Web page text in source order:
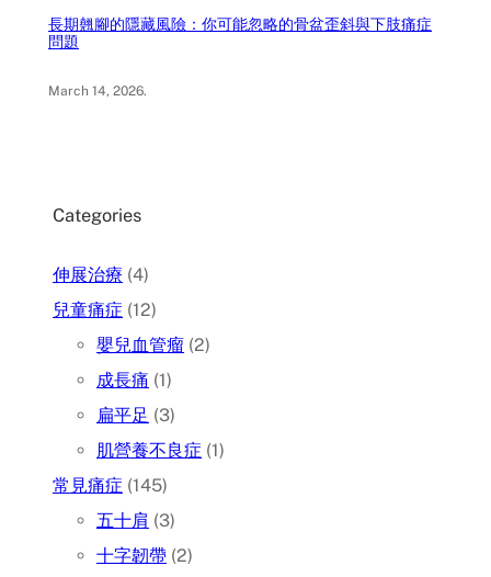
長期翹腳的隱藏風險：你可能忽略的骨盆歪斜與下肢痛症
問題
March 14, 2026.
Categories
伸展治療 (4)
兒童痛症 (12)
嬰兒血管瘤 (2)
成長痛 (1)
扁平足 (3)
肌營養不良症 (1)
常見痛症 (145)
五十肩 (3)
十字韌帶 (2)